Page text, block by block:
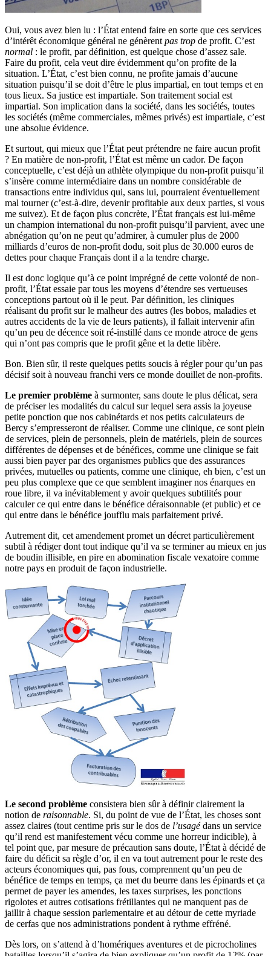
Oui, vous avez bien lu : l’État entend faire en sorte que ces services
d’intérêt économique général ne génèrent pas trop de profit. C’est
normal : le profit, par définition, est quelque chose d’assez sale.
Faire du profit, cela veut dire évidemment qu’on profite de la
situation. L’État, c’est bien connu, ne profite jamais d’aucune
situation puisqu’il se doit d’être le plus impartial, en tout temps et en
tous lieux. Sa justice est impartiale. Son traitement social est
impartial. Son implication dans la société, dans les sociétés, toutes
les sociétés (même commerciales, mêmes privés) est impartiale, c’est
une absolue évidence.
Et surtout, qui mieux que l’État peut prétendre ne faire aucun profit
? En matière de non-profit, l’État est même un cador. De façon
conceptuelle, c’est déjà un athlète olympique du non-profit puisqu’il
s’insère comme intermédiaire dans un nombre considérable de
transactions entre individus qui, sans lui, pourraient éventuellement
mal tourner (c’est-à-dire, devenir profitable aux deux parties, si vous
me suivez). Et de façon plus concrète, l’État français est lui-même
un champion international du non-profit puisqu’il parvient, avec une
abnégation qu’on ne peut qu’admirer, à cumuler plus de 2000
milliards d’euros de non-profit dodu, soit plus de 30.000 euros de
dettes pour chaque Français dont il a la tendre charge.
Il est donc logique qu’à ce point imprégné de cette volonté de non-
profit, l’État essaie par tous les moyens d’étendre ses vertueuses
conceptions partout où il le peut. Par définition, les cliniques
réalisant du profit sur le malheur des autres (les bobos, maladies et
autres accidents de la vie de leurs patients), il fallait intervenir afin
qu’un peu de décence soit ré-instillé dans ce monde atroce de gens
qui n’ont pas compris que le profit gêne et la dette libère.
Bon. Bien sûr, il reste quelques petits soucis à régler pour qu’un pas
décisif soit à nouveau franchi vers ce monde douillet de non-profits.
Le premier problème à surmonter, sans doute le plus délicat, sera
de préciser les modalités du calcul sur lequel sera assis la joyeuse
petite ponction que nos cabinétards et nos petits calculateurs de
Bercy s’empresseront de réaliser. Comme une clinique, ce sont plein
de services, plein de personnels, plein de matériels, plein de sources
différentes de dépenses et de bénéfices, comme une clinique se fait
aussi bien payer par des organismes publics que des assurances
privées, mutuelles ou patients, comme une clinique, eh bien, c’est un
peu plus complexe que ce que semblent imaginer nos énarques en
roue libre, il va inévitablement y avoir quelques subtilités pour
calculer ce qui entre dans le bénéfice déraisonnable (et public) et ce
qui entre dans le bénéfice joufflu mais parfaitement privé.
Autrement dit, cet amendement promet un décret particulièrement
subtil à rédiger dont tout indique qu’il va se terminer au mieux en jus
de boudin illisible, en pire en abomination fiscale vexatoire comme
notre pays en produit de façon industrielle.
Le second problème consistera bien sûr à définir clairement la
notion de raisonnable. Si, du point de vue de l’État, les choses sont
assez claires (tout centime pris sur le dos de l’usagédans un service
qu’il rend est manifestement vécu comme une horreur indicible), à
tel point que, par mesure de précaution sans doute, l’État à décidé de
faire du déficit sa règle d’or, il en va tout autrement pour le reste des
acteurs économiques qui, pas fous, comprennent qu’un peu de
bénéfice de temps en temps, ça met du beurre dans les épinards et ça
permet de payer les amendes, les taxes surprises, les ponctions
rigolotes et autres cotisations frétillantes qui ne manquent pas de
jaillir à chaque session parlementaire et au détour de cette myriade
de cerfas que nos administrations pondent à rythme effréné.
Dès lors, on s’attend à d’homériques aventures et de picrocholines